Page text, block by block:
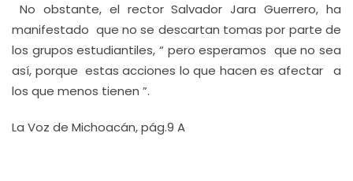
No obstante, el rector Salvador Jara Guerrero, ha
manifestado que no se descartan tomas por parte de
los grupos estudiantiles, “ pero esperamos que no sea
así, porque estas acciones lo que hacen es afectar a
los que menos tienen ”.
La Voz de Michoacán, pág.9 A